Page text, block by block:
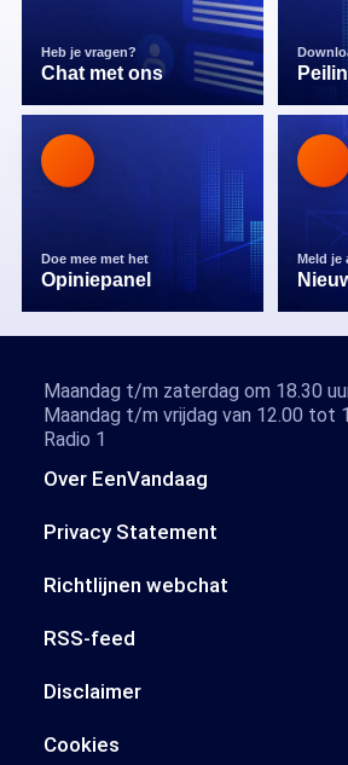
Heb je vragen?
Chat met ons
Doe mee met het
Opiniepanel
Meld je
Over EenVandaag
Privacy Statement
Richtlijnen webchat
RSS-feed
Disclaimer
Cookies
Maandag t/m zaterdag om 18.30
Maandag t/m vrijdag van 12.00 tot
Radio 1